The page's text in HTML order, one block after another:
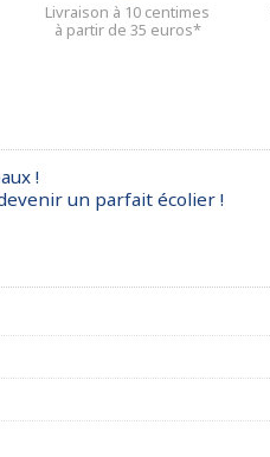
Livraison à 10 centimes
à partir de 35 euros*
!
un parfait écolier !